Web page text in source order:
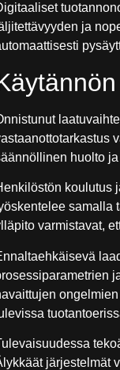
ja
huolto
koulutus
samalla
varmistavat,
järjestelmät